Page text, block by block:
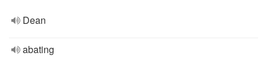
Dean
abating